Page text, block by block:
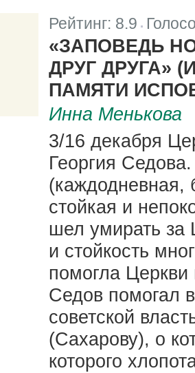
Рейтинг: 8.9
«ЗАПОВЕДЬ
ДРУГ ДРУГА»
ПАМЯТИ
Инна Менькова
3/16 декабря
Георгия
(каждодневная,
стойкая и
шел умирать за
и стойкость
помогла Церкви
Седов помогал
советской
(Сахарову), о
которого